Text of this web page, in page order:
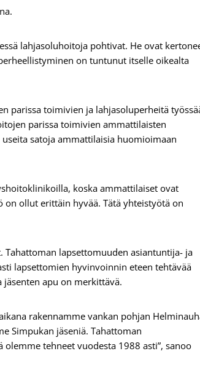
lahjasoluhoitoja pohtivat. He ovat
on tuntunut itselle oikealta
parissa toimivien ja lahjasoluperheitä
parissa toimivien ammattilaisten
satoja ammattilaisia huomioimaan
koska ammattilaiset ovat
ollut erittäin hyvää. Tätä yhteistyötä on
lapsettomuuden asiantuntija- ja
lapsettomien hyvinvoinnin eteen tehtävää
apu on merkittävä.
rakennamme vankan pohjan
Simpukan jäseniä. Tahattoman
tehneet vuodesta 1988 asti”, sanoo